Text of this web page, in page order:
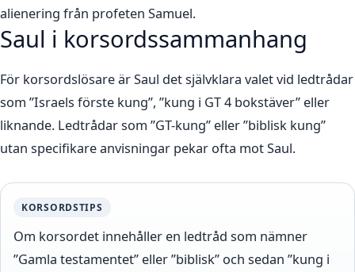
alienering från profeten Samuel.
Saul i korsordssammanhang
För korsordslösare är Saul det självklara valet vid ledtrådar
som ”Israels förste kung”, ”kung i GT 4 bokstäver” eller
liknande. Ledtrådar som ”GT-kung” eller ”biblisk kung”
utan specifikare anvisningar pekar ofta mot Saul.
KORSORDSTIPS
Om korsordet innehåller en ledtråd som nämner
”Gamla testamentet” eller ”biblisk” och sedan ”kung i